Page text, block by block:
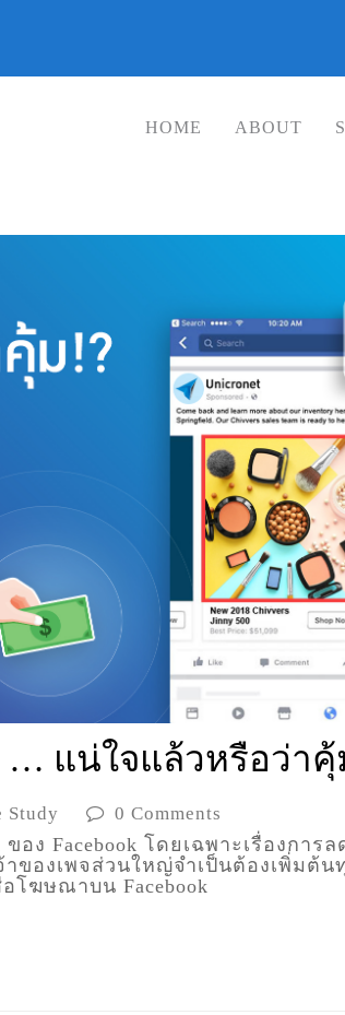
HOME ABOUT
… แน่ใจแล้วหรือว่าคุ้
Study 0 Comments
Facebook โดยเฉพาะเรื่องการล
าของเพจส่วนใหญ่จำเป็นต้องเพิ่มต้น
โฆษณาบน Facebook